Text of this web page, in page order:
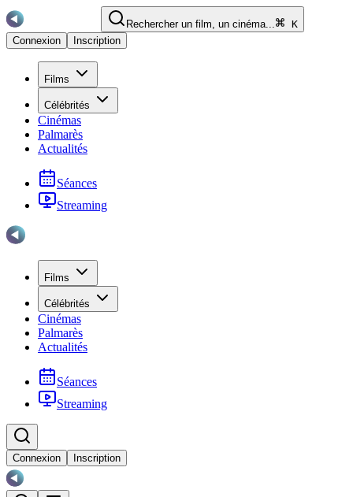
Rechercher un film, un cinéma...
K
Connexion
Inscription
Films
Célébrités
Cinémas
Palmarès
Actualités
Séances
Streaming
Films
Célébrités
Cinémas
Palmarès
Actualités
Séances
Streaming
Connexion Inscription